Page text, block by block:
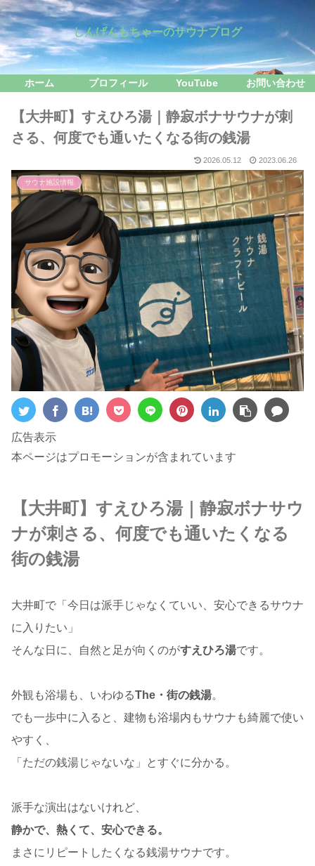
しんげんもちゃーのサウナブログ
ホーム プロフィール YouTube お問い合わせ
【大井町】すえひろ湯｜静寂ボナサウナが刺
さる、何度でも通いたくなる街の銭湯
2026.05.12 2023.06.26
サウナ施設情報
広告表示
本ページはプロモーションが含まれています
【大井町】すえひろ湯｜静寂ボナサウ
ナが刺さる、何度でも通いたくなる
街の銭湯
大井町で「今日は派手じゃなくていい、安心できるサウナ
に入りたい」
そんな日に、自然と足が向くのがすえひろ湯です。
外観も浴場も、いわゆるThe・街の銭湯。
でも一歩中に入ると、建物も浴場内もサウナも綺麗で使い
やすく、
「ただの銭湯じゃないな」とすぐに分かる。
派手な演出はないけれど、
静かで、熱くて、安心できる。
まさにリピートしたくなる銭湯サウナです。